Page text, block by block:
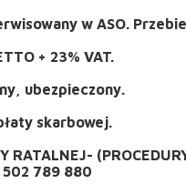
w ASO.
+ 23% VAT.
ubezpieczony.
skarbowej.
RATALNEJ-
789 880